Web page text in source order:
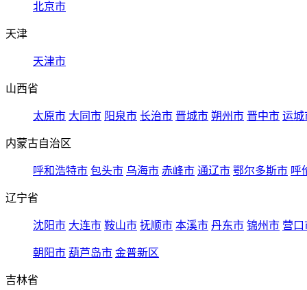
北京市
天津
天津市
山西省
太原市 大同市 阳泉市 长治市 晋城市 朔州市 晋中市 运城
内蒙古自治区
呼和浩特市 包头市 乌海市 赤峰市 通辽市 鄂尔多斯市 呼
辽宁省
沈阳市 大连市 鞍山市 抚顺市 本溪市 丹东市 锦州市 营口
朝阳市 葫芦岛市 金普新区
吉林省